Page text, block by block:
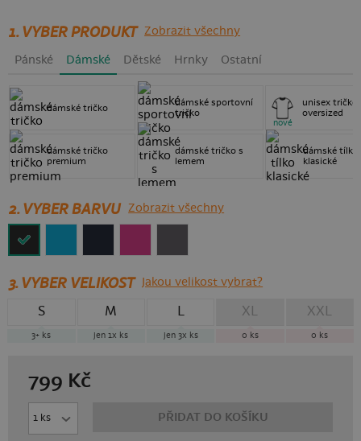
1. VYBER PRODUKT Zobrazit všechny
Pánské Dámské Dětské Hrnky Ostatní
dámské tričko
dámské tričko
premium
dámské sportovní
tričko
dámské tričko s
lemem
unisex tričko
oversized
nové
dámské tílko
klasické
2. VYBER BARVU Zobrazit všechny
3.VYBER VELIKOST Jakou velikost vybrat?
S
3+ ks
M
jen 1x ks
L
jen 3x ks
XL
0 ks
XXL
0 ks
799 Kč
PŘIDAT DO KOŠÍKU